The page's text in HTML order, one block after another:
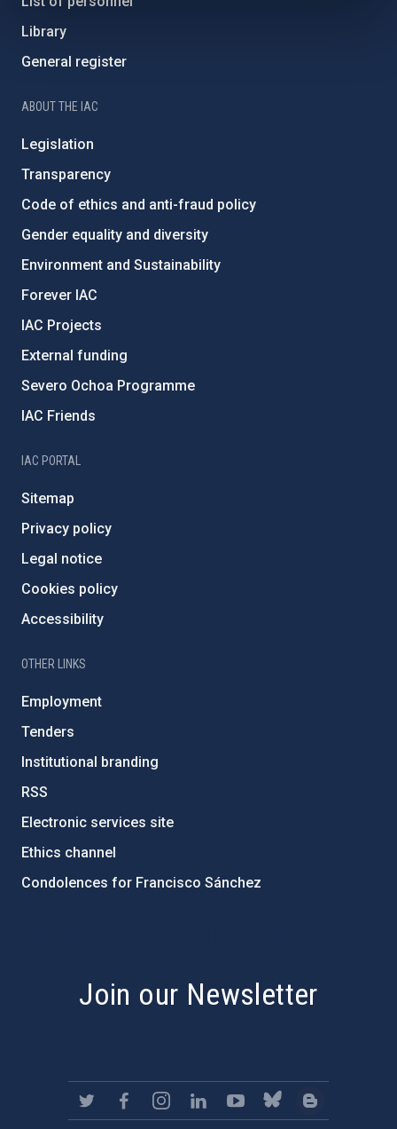
Library
General register
ABOUT THE IAC
Legislation
Transparency
Code of ethics and anti-fraud policy
Gender equality and diversity
Environment and Sustainability
Forever IAC
IAC Projects
External funding
Severo Ochoa Programme
IAC Friends
IAC PORTAL
Sitemap
Privacy policy
Legal notice
Cookies policy
Accessibility
OTHER LINKS
Employment
Tenders
Institutional branding
RSS
Electronic services site
Ethics channel
Condolences for Francisco Sánchez
Join our Newsletter